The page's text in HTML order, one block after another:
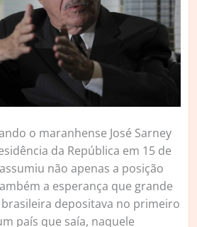
o maranhense José Sarney
da República em 15 de
não apenas a posição
a esperança que grande
depositava no primeiro
país que saía, naquele